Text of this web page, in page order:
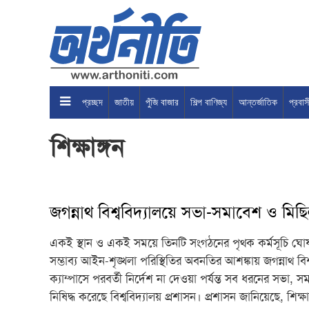
প্রচ্ছদ জাতীয় পুঁজি বাজার শিল্প বাণিজ্য আন্তর্জাতিক
শিক্ষাঙ্গন
জগন্নাথ বিশ্ববিদ্যালয়ে সভা-সমাবেশ ও
একই স্থান ও একই সময়ে তিনটি সংগঠনের পৃথক কর্মসূচি
সম্ভাব্য আইন-শৃঙ্খলা পরিস্থিতির অবনতির আশঙ্কায় জগন্নাথ
ক্যাম্পাসে পরবর্তী নির্দেশ না দেওয়া পর্যন্ত সব ধরনের সভা,
নিষিদ্ধ করেছে বিশ্ববিদ্যালয় প্রশাসন। প্রশাসন জানিয়েছে,